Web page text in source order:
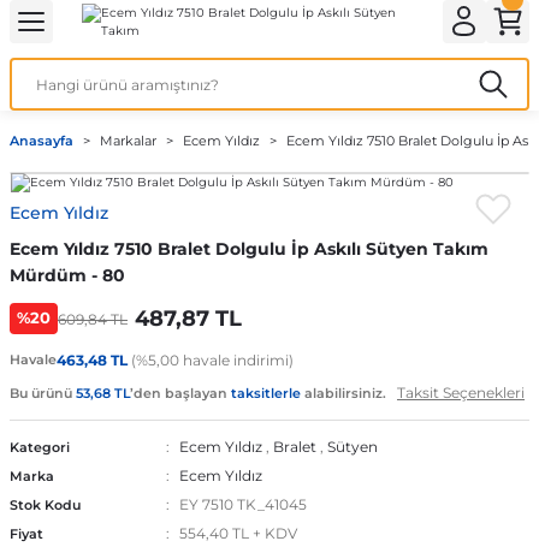
İç Giyim
Çorap
Anasayfa Markalar Ecem Yıldız Ecem Yıldız 7510 Bralet Dolgulu İp
Ecem Yıldız
Ecem Yıldız 7510 Bralet Dolgulu İp Askılı Sütyen Takım
Mürdüm - 80
%20 609,84 TL 487,87 TL
Havale463,48 TL(%5,00 havale indirimi)
Bu ürünü 53,68 TL’den başlayan taksitlerle alabilirsiniz. Taksit Seçenekleri
Kategori Ecem Yıldız , Bralet , Sütyen
Marka Ecem Yıldız
Stok Kodu EY 7510 TK_41045
Fiyat 554,40 TL + KDV